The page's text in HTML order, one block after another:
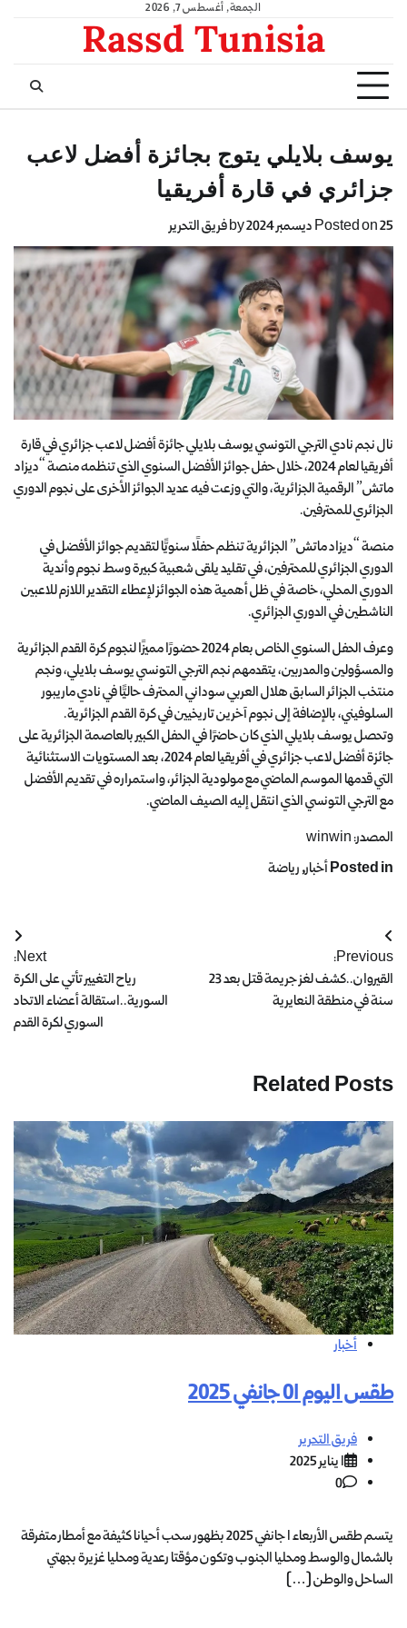
الجمعة, أغسطس 7, 2026
Rassd Tunisia
يوسف بلايلي يتوج بجائزة أفضل لاعب
جزائري في قارة أفريقيا
Posted on25 ديسمبر 2024 فريق التحرير
نال نجم نادي الترجي التونسي يوسف بلايلي جائزة أفضل لاعب جزائري في قارة
أفريقيا لعام 2024، خلال حفل جوائز الأفضل السنوي الذي تنظمه منصة “ديزاد
ماتش” الرقمية الجزائرية، والتي وزعت فيه عديد الجوائز الأخرى على نجوم الدوري
الجزائري للمحترفين.
منصة “ديزاد ماتش” الجزائرية تنظم حفلًا سنويًّا لتقديم جوائز الأفضل في
الدوري الجزائري للمحترفين، في تقليد يلقى شعبية كبيرة وسط نجوم وأندية
الدوري المحلي، خاصة في ظل أهمية هذه الجوائز لإعطاء التقدير اللازم للاعبين
الناشطين في الدوري الجزائري.
وعرف الحفل السنوي الخاص بعام 2024 حضورًا مميزًا لنجوم كرة القدم الجزائرية
والمسؤولين والمدربين، يتقدمهم نجم الترجي التونسي يوسف بلايلي، ونجم
منتخب الجزائر السابق هلال العربي سوداني المحترف حاليًّا في نادي ماريبور
السلوفيني، بالإضافة إلى نجوم آخرين تاريخيين في كرة القدم الجزائرية.
وتحصل يوسف بلايلي الذي كان حاضرًا في الحفل الكبير بالعاصمة الجزائرية على
جائزة أفضل لاعب جزائري في أفريقيا لعام 2024، بعد المستويات الاستثنائية
التي قدمها الموسم الماضي مع مولودية الجزائر، واستمراره في تقديم الأفضل
مع الترجي التونسي الذي انتقل إليه الصيف الماضي.
المصدر: winwin
Posted inأخبار,رياضة
Previous:
القيروان..كشف لغز جريمة قتل بعد 23
سنة في منطقة النعايرية
Next:
رياح التغيير تأتي على الكرة
السورية..استقالة أعضاء الاتحاد
السوري لكرة القدم
Related Posts
أخبار
طقس اليوم 01 جانفي 2025
فريق التحرير
1 يناير 2025
0
يتسم طقس الأربعاء 1 جانفي 2025 بظهور سحب أحيانا كثيفة مع أمطار متفرقة
بالشمال والوسط ومحليا الجنوب وتكون مؤقتا رعدية ومحليا غزيرة بجهتي
الساحل والوطن […]